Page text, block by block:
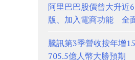
阿里巴巴股價曾大升
版、加入電商功能 全
騰訊第3季營收按年增
705.5億人幣大勝預期